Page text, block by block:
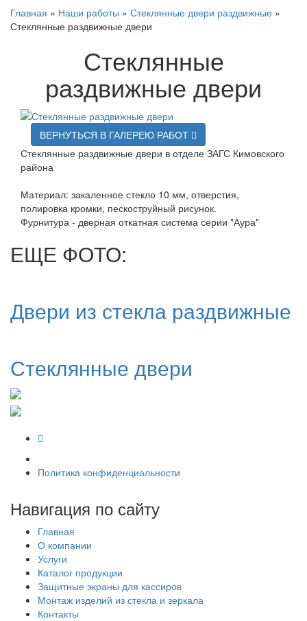
Главная » Наши работы » Стеклянные двери раздвижные »
Стеклянные раздвижные двери
Стеклянные
раздвижные двери
ВЕРНУТЬСЯ В ГАЛЕРЕЮ РАБОТ
Стеклянные раздвижные двери в отделе ЗАГС Кимовского
района
Материал: закаленное стекло 10 мм, отверстия,
полировка кромки, пескоструйный рисунок.
Фурнитура - дверная откатная система серии "Аура"
ЕЩЕ ФОТО:
Двери из стекла раздвижные
Стеклянные двери
Политика конфиденциальности
Навигация по сайту
Главная
О компании
Услуги
Каталог продукции
Защитные экраны для кассиров
Монтаж изделий из стекла и зеркала
Контакты